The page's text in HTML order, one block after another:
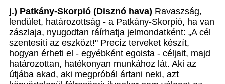
j.) Patkány-Skorpió (Disznó hava) Ravaszság,
lendület, határozottság - a Patkány-Skorpió, ha van
zászlaja, nyugodtan ráírhatja jelmondatként: „A cél
szentesíti az eszközt!" Precíz terveket készít,
hogyan érheti el - egyébként egoista - céljait, majd
határozottan, hatékonyan munkához lát. Aki az
útjába akad, aki megpróbál ártani neki, azt